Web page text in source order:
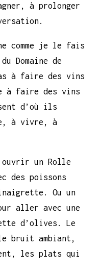
à prolonger
comme je le fais
Domaine de
à faire des vins
à faire des vins
d’où ils
à vivre, à
ouvrir un Rolle
des poissons
Ou un
aller avec une
d’olives. Le
bruit ambiant,
les plats qui